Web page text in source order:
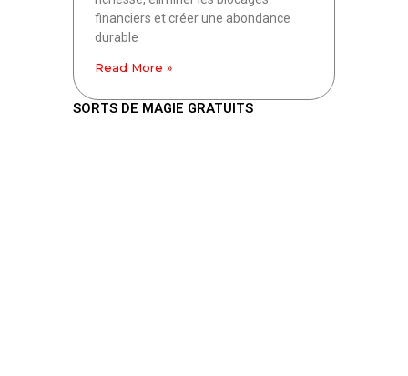
financiers et créer une abondance
durable
Read More »
SORTS DE MAGIE GRATUITS